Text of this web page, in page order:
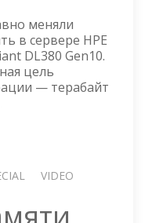
меняли
в сервере HPE
DL380 Gen10.
цель
— терабайт
VIDEO